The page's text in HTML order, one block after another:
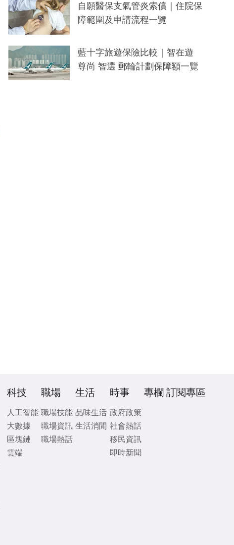
自願醫保支氣管炎索償｜住院保
障範圍及申請流程一覽
藍十字旅遊保險比較｜智在遊
尊尚 智選 郵輪計劃保障額一覽
科技
人工智能
大數據
區塊鏈
雲端
職場
職場技能
職場資訊
職場熱話
生活
品味生活
生活消閒
時事
政府政策
社會熱話
移民資訊
即時新聞
專欄 訂閱專區